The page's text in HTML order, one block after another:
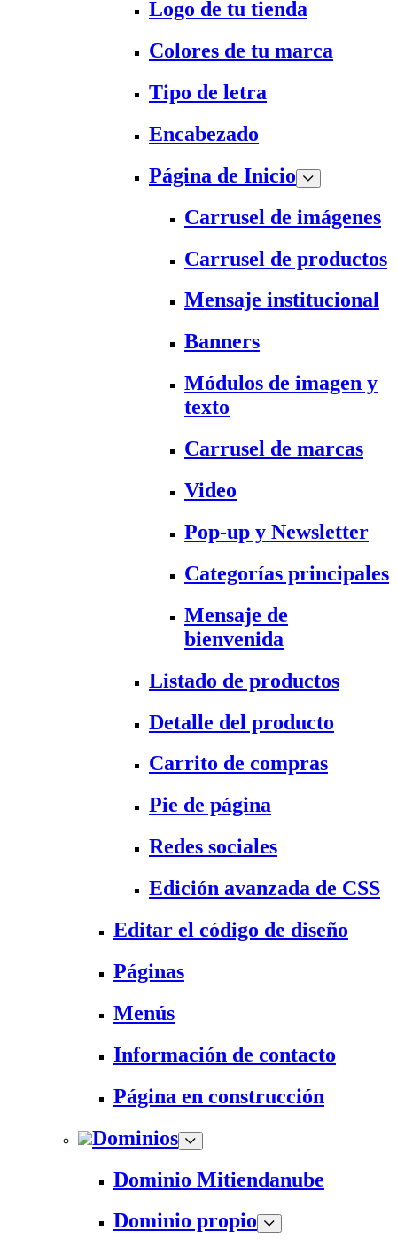
Logo de tu tienda
Colores de tu marca
Tipo de letra
Encabezado
Página de Inicio
Carrusel de imágenes
Carrusel de productos
Mensaje institucional
Banners
Módulos de imagen y
texto
Carrusel de marcas
Video
Pop-up y Newsletter
Categorías principales
Mensaje de
bienvenida
Listado de productos
Detalle del producto
Carrito de compras
Pie de página
Redes sociales
Edición avanzada de CSS
Editar el código de diseño
Páginas
Menús
Información de contacto
Página en construcción
Dominios
Dominio Mitiendanube
Dominio propio